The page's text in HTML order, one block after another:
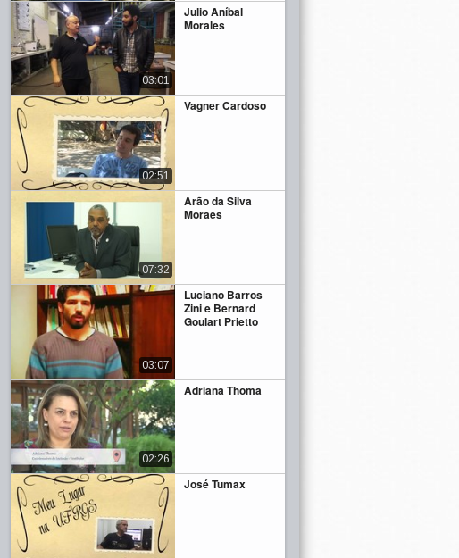
Julio Aníbal
Morales
03:01
Vagner Cardoso
02:51
Arão da Silva
Moraes
07:32
Luciano Barros
Zini e Bernard
Goulart Prietto
03:07
Adriana Thoma
02:26
José Tumax